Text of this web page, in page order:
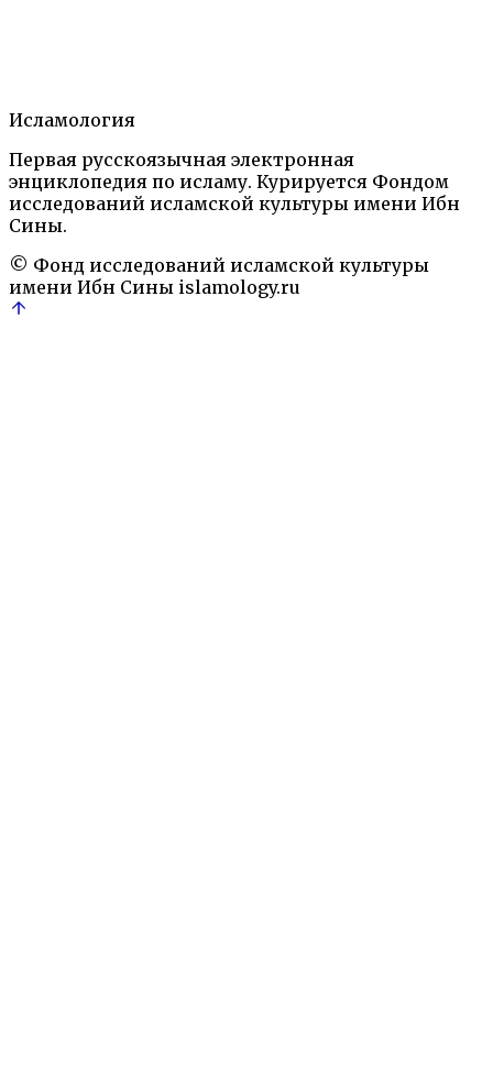
1991Религиозные и философские течения
АлиАлидыджафаритский
мазхабИмамизммахдиШиизм
Исламология
Первая русскоязычная электронная
энциклопедия по исламу. Курируется Фондом
исследований исламской культуры имени Ибн
Сины.
© Фонд исследований исламской культуры
имени Ибн Сины islamology.ru